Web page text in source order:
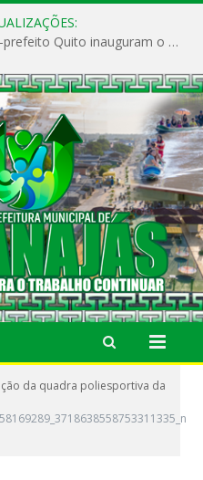
Prefeito Vivaldo Mendes e vice-prefeito Quito inauguram o CAPS e fortalecem a saúde pública em Anajás.
da quadra poliesportiva da